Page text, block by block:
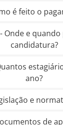
é feito o
- Onde e
candidatura?
ano?
e
de